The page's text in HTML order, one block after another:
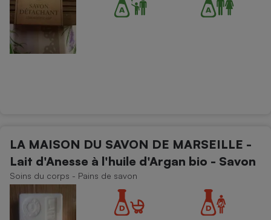
LA MAISON DU SAVON DE MARSEILLE -
Lait d'Anesse à l'huile d'Argan bio - Savon
Soins du corps - Pains de savon